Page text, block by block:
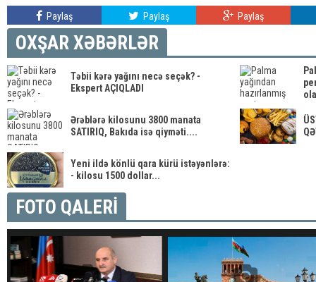
Paylaş Paylaş Paylaş
OXŞAR XƏBƏRLƏR
Təbii kərə yağını necə seçək? -
Ekspert AÇIQLADI
Ərəblərə kilosunu 3800 manata
SATIRIQ, Bakıda isə qiyməti....
Yeni ildə könlü qara kürü istəyənlərə:
- kilosu 1500 dollar...
FOTO QALERİ